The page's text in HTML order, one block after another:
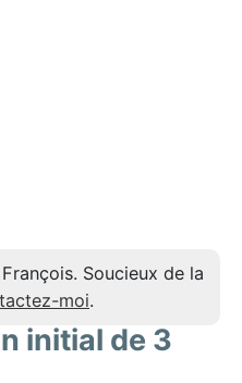
Soucieux de la
moi.
initial de 3